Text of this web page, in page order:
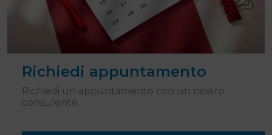
Richiedi appuntamento
Richiedi un appuntamento con un nostro
consulente.